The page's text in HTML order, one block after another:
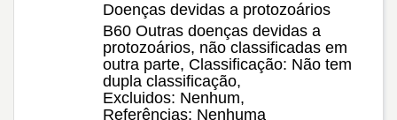
Doenças devidas a protozoários
B60 Outras doenças devidas a
protozoários, não classificadas em
outra parte, Classificação: Não tem
dupla classificação,
Excluidos: Nenhum,
Referências: Nenhuma